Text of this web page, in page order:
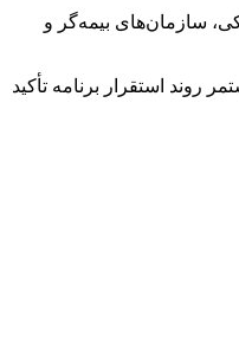
سازمان‌های بیمه‌گر و
استقرار برنامه تأکید